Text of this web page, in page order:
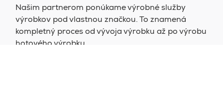
Našim partnerom ponúkame výrobné služby
výrobkov pod vlastnou značkou. To znamená
kompletný proces od vývoja výrobku až po výrobu
hotového výrobku.